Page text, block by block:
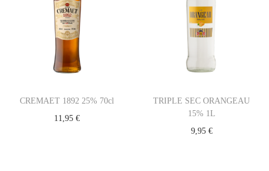
CREMAET 1892 25% 70cl
11,95€
TRIPLE SEC ORANGEAU
15% 1L
9,95 €